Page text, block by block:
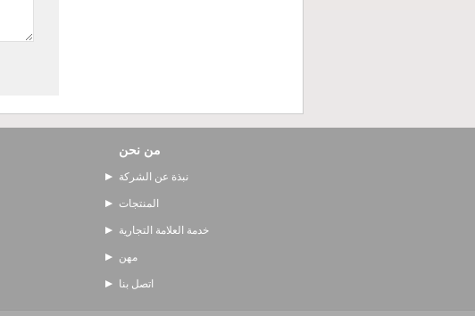
من نحن
نبذة عن الشركة
المنتجات
خدمة العلامة التجارية
مهن
اتصل بنا